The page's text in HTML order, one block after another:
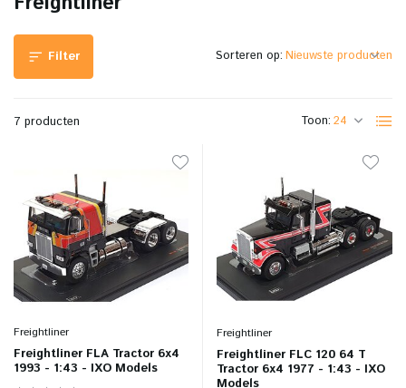
Filter
7 producten Toon:
Sorteren op:
Freightliner
Freightliner FLA Tractor 6x4
1993 - 1:43 - IXO Models
Freightliner
Freightliner FLC 120 64 T
Tractor 6x4 1977 - 1:43 - IXO
Models